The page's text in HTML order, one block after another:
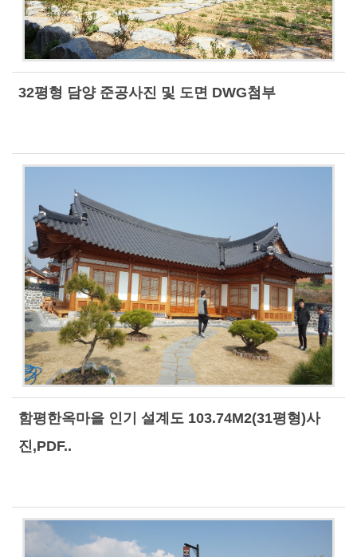
32평형 담양 준공사진 및 도면 DWG첨부
함평한옥마을 인기 설계도 103.74M2(31평형)사
진,PDF..